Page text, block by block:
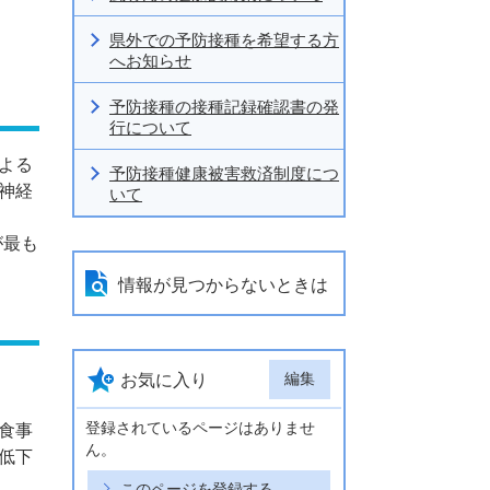
る
経
も
事
下
県外での予防接種を希望する方
へお知らせ
予防接種の接種記録確認書の発
行について
予防接種健康被害救済制度につ
いて
情報が見つからないときは
お気に入り 編集
登録されているページはありませ
ん。